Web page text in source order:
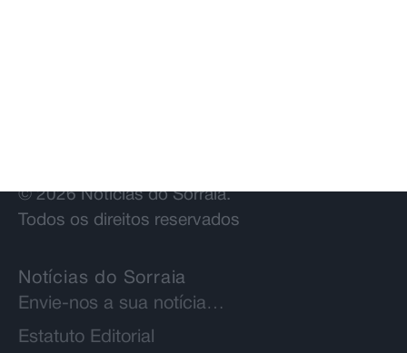
© 2026 Notícias do Sorraia.
Todos os direitos reservados
Notícias do Sorraia
Envie-nos a sua notícia…
Estatuto Editorial